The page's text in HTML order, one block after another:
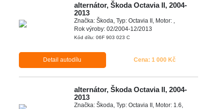
alternátor, Škoda Octavia II, 2004-
2013
Značka: Škoda, Typ: Octavia II, Motor: ,
Rok výroby: 02/2004-12/2013
Kód dílu: 06F 903 023 C
Detail autodílu Cena: 1 000 Kč
alternátor, Škoda Octavia II, 2004-
2013
Značka: Škoda, Typ: Octavia II, Motor: 1.6,